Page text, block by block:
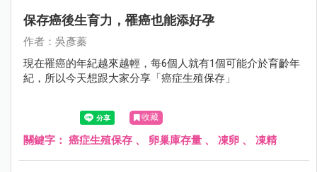
保存癌後生育力，罹癌也能添好孕
作者：吳彥蓁
現在罹癌的年紀越來越輕，每6個人就有1個可能介於育齡年
紀，所以今天想跟大家分享「癌症生殖保存」
收藏
關鍵字： 癌症生殖保存 、 卵巢庫存量 、 凍卵 、 凍精